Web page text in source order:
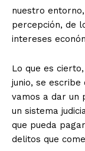
nuestro
percepción, de
intereses
Lo que es
junio, se
vamos a dar un
un sistema
que pueda
delitos que